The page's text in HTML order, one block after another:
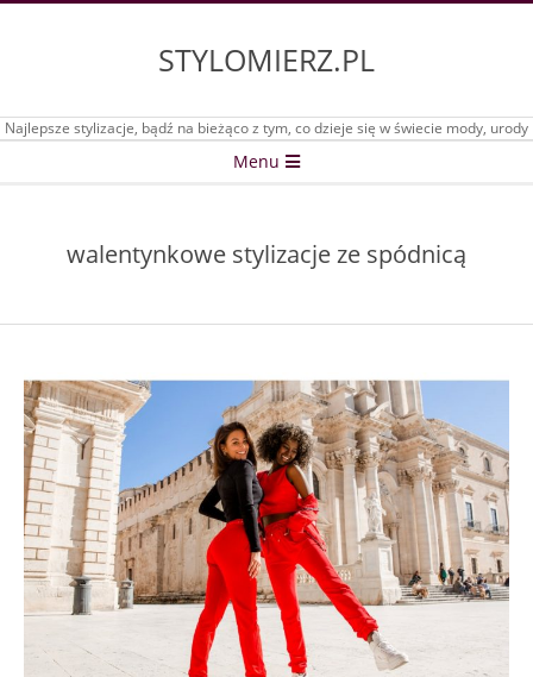
STYLOMIERZ.PL
Najlepsze stylizacje, bądź na bieżąco z tym, co dzieje się w świecie mody, urody
Menu
walentynkowe stylizacje ze spódnicą